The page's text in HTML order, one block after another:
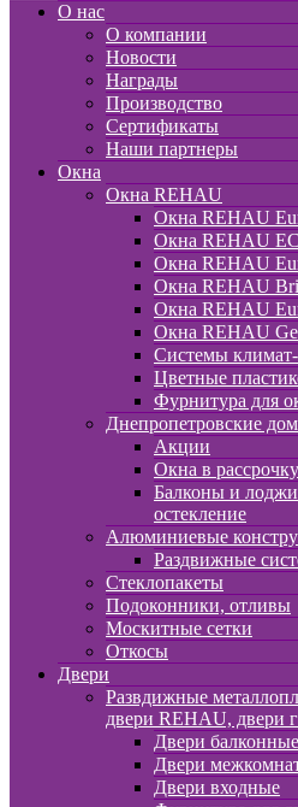
О нас
О компании
Новоcти
Награды
Производство
Сертификаты
Наши партнеры
Окна
Окна REHAU
Окна REHAU
Окна REHAU
Окна REHAU
Окна REHAU
Окна REHAU
Окна REHAU
Системы
Цветные
Фурнитура для
Днепропетровские
Акции
Окна в рассрочку
Балконы и
остекление
Алюминиевые
Раздвижные
Стеклопакеты
Подоконники, отливы
Москитные сетки
Откосы
Двери
Развдижные
двери REHAU, двери
Двери балконные
Двери
Двери входные